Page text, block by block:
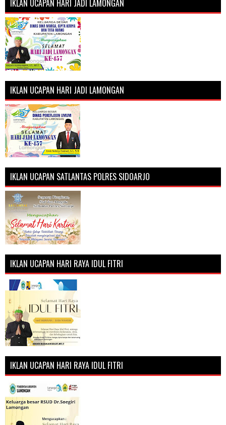
IKLAN UCAPAN HARI JADI LAMONGAN
IKLAN UCAPAN HARI JADI LAMONGAN
IKLAN UCAPAN SATLANTAS POLRES SIDOARJO
IKLAN UCAPAN HARI RAYA IDUL FITRI
IKLAN UCAPAN HARI RAYA IDUL FITRI